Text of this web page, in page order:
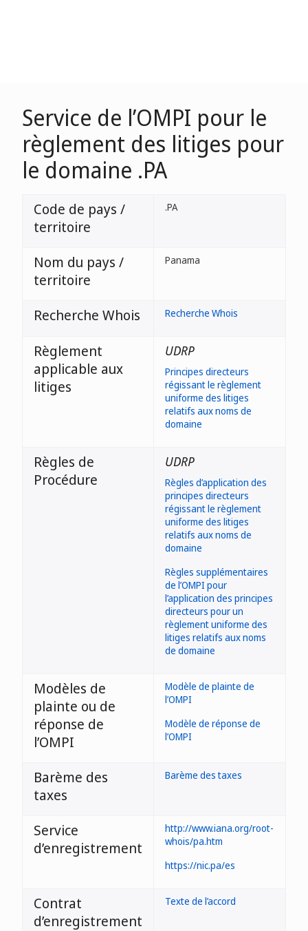
Service de l’OMPI pour le
règlement des litiges pour
le domaine .PA
Code de pays /
territoire
.PA
Nom du pays /
territoire
Panama
Recherche Whois Recherche Whois
Règlement
applicable aux
litiges
UDRP
Principes directeurs
régissant le règlement
uniforme des litiges
relatifs aux noms de
domaine
Règles de
Procédure
UDRP
Règles d’application des
principes directeurs
régissant le règlement
uniforme des litiges
relatifs aux noms de
domaine
Règles supplémentaires
de l’OMPI pour
l’application des principes
directeurs pour un
règlement uniforme des
litiges relatifs aux noms
de domaine
Modèles de
plainte ou de
réponse de
l’OMPI
Modèle de plainte de
l’OMPI
Modèle de réponse de
l’OMPI
Barème des
taxes
Barème des taxes
Service
d’enregistrement
http://www.iana.org/root-
whois/pa.htm
https://nic.pa/es
Contrat
d’enregistrement
Texte de l’accord